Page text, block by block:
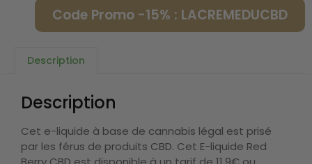
Code Promo -15% : LACREMEDUCBD
Description
Description
Cet e-liquide à base de cannabis légal est prisé
par les férus de produits CBD. Cet E-liquide Red